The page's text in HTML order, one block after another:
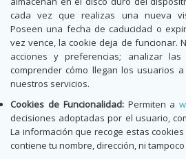
cada vez que realizas una nueva
Poseen una fecha de caducidad o
vez vence, la cookie deja de funcionar.
acciones y preferencias; analizar
comprender cómo llegan los usuarios
nuestros servicios.
Cookies de Funcionalidad:Permiten a
decisiones adoptadas por el usuario,
La información que recoge estas
contiene tu nombre, dirección, ni